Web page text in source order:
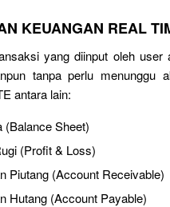
KEUANGAN REAL
yang diinput oleh
tanpa perlu menunggu
antara lain:
(Balance Sheet)
(Profit & Loss)
Piutang (Account Receivable)
Hutang (Account Payable)